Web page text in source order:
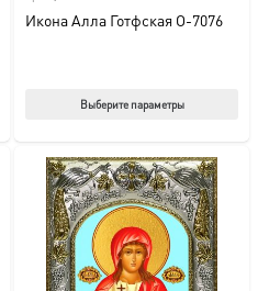
Икона Алла Готфская O-7076
Выберите параметры